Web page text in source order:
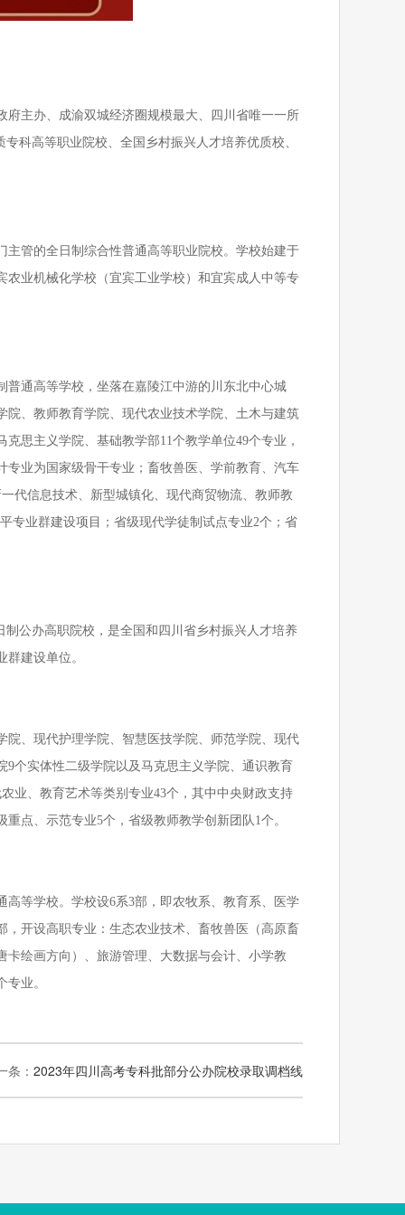
府主办、成渝双城经济圈规模最大、四川省唯一一所
科高等职业院校、全国乡村振兴人才培养优质校、
管的全日制综合性普通高等职业院校。学校始建于
农业机械化学校（宜宾工业学校）和宜宾成人中等专
通高等学校，坐落在嘉陵江中游的川东北中心城
、教师教育学院、现代农业技术学院、土木与建筑
思主义学院、基础教学部11个教学单位49个专业，
业为国家级骨干专业；畜牧兽医、学前教育、汽车
代信息技术、新型城镇化、现代商贸物流、教师教
专业群建设项目；省级现代学徒制试点专业2个；省
公办高职院校，是全国和四川省乡村振兴人才培养
建设单位。
、现代护理学院、智慧医技学院、师范学院、现代
9个实体性二级学院以及马克思主义学院、通识教育
业、教育艺术等类别专业43个，其中中央财政支持
点、示范专业5个，省级教师教学创新团队1个。
高等学校。学校设6系3部，即农牧系、教育系、医学
开设高职专业：生态农业技术、畜牧兽医（高原畜
绘画方向）、旅游管理、大数据与会计、小学教
业。
条： 2023年四川高考专科批部分公办院校录取调档线